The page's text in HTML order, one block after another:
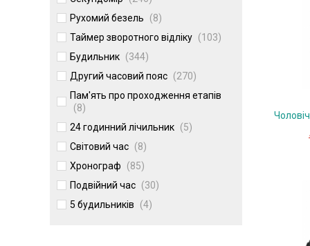
Рухомий безель
(8)
Таймер зворотного відліку (103)
Будильник (344)
Другий часовий пояс (270)
Пам'ять про проходження етапів
(8)
24 годинний лічильник (5)
Світовий час (8)
Хронограф
(85)
Подвійний час (30)
5 будильників
(4)